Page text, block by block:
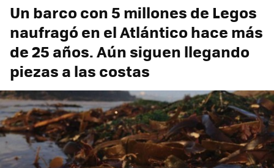
Un barco con 5 millones de Legos
naufragó en el Atlántico hace más
de 25 años. Aún siguen llegando
piezas a las costas